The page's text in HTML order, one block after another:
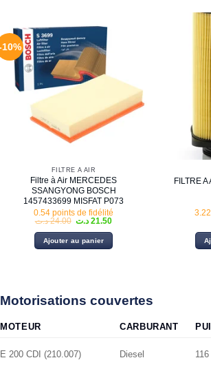
FILTRE À AIR
Filtre à Air MERCEDES
SSANGYONG BOSCH
1457433699 MISFAT P073
0.54 points de fidélité
24.00 د.ت
Le
initial
était :
21.50 د.ت
Le
actuel
est :
Ajouter au panier
FILTRE
Motorisations couvertes
MOTEUR CARBURANT
E 200 CDI (210.007) Diesel